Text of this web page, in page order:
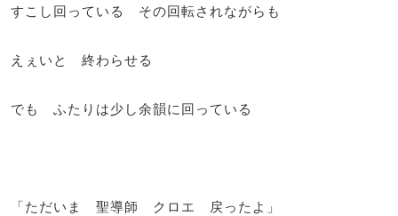
すこし回っている その回転されながらも
えぇいと 終わらせる
でも ふたりは少し余韻に回っている
「ただいま 聖導師 クロエ 戻ったよ」